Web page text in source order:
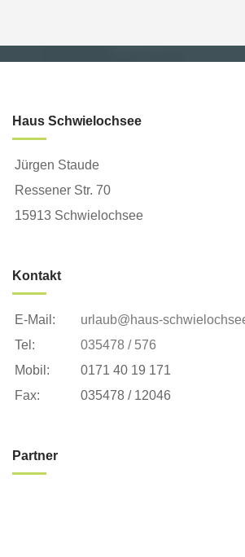
Haus Schwielochsee
Jürgen Staude
Ressener Str. 70
15913 Schwielochsee
Kontakt
E-Mail:
urlaub@haus-
Tel:
035478 / 576
Mobil:
0171 40 19 171
Fax:
035478 / 12046
Partner